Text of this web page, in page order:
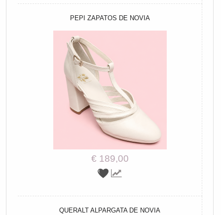
PEPI ZAPATOS DE NOVIA
€ 189,00
QUERALT ALPARGATA DE NOVIA